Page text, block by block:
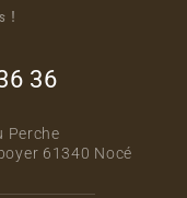
!
36
Perche
61340 Nocé